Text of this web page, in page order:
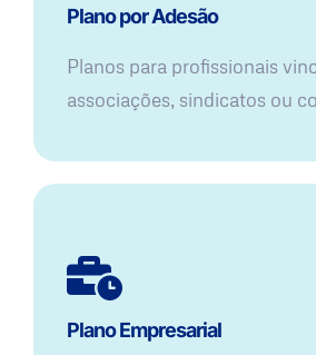
Plano por Adesão
Planos para profissionais
associações, sindicatos ou
Plano Empresarial